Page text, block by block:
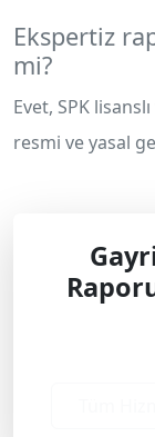
Ekspertiz
mi?
Evet, SPK
resmi ve yasal